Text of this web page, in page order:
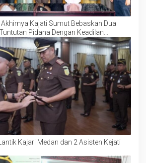
Kajati Sumut Bebaskan Dua
Pidana Dengan Keadilan
Kajari Medan dan 2 Asisten Kejati